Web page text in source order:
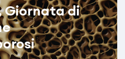
Giornata di